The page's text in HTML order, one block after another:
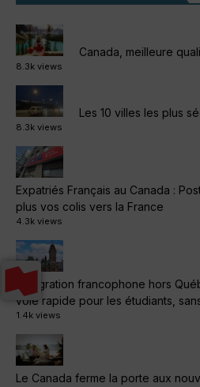
Canada, meilleure
8.3k views
Les 10 villes les plus
8.3k views
Expatriés Français au Canada :
plus vos colis vers la France
4.3k views
Immigration francophone hors
voie rapide pour les étudiants,
1.4k views
Le Canada ferme la porte aux